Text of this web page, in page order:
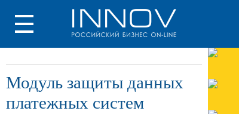
Модуль защиты данных
платежных систем